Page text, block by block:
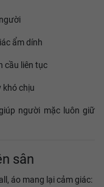
ẩm dính
cầu liên tục
khó chịu
người mặc luôn giữ
sân
áo mang lại cảm giác: